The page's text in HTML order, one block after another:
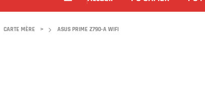
CARTE MÈRE > ASUS PRIME Z790-A WIFI